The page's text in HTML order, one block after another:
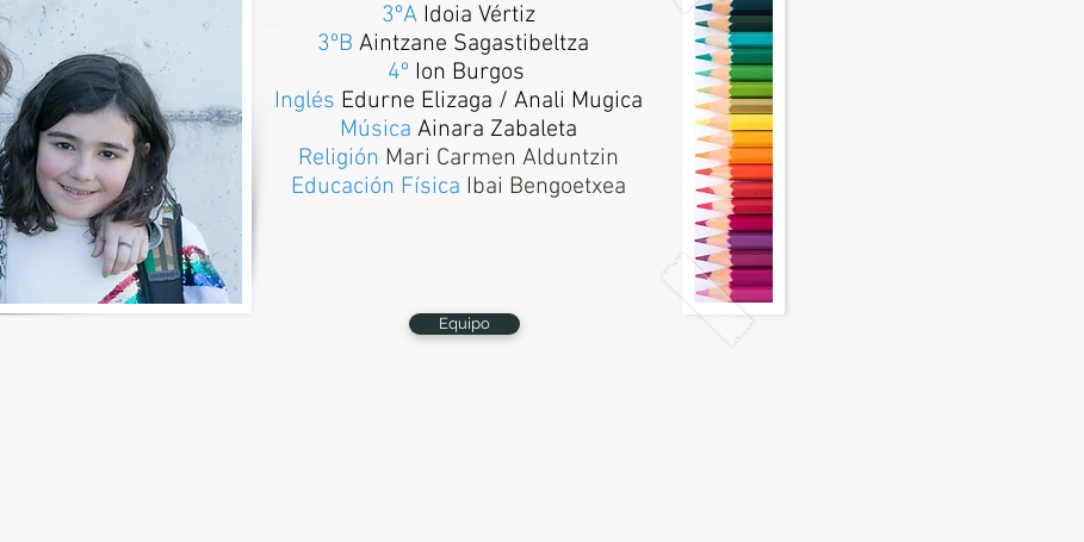
3ºA Idoia Vértiz
3ºB Aintzane Sagastibeltza
4º Ion Burgos
Inglés Edurne Elizaga / Anali Mugica
Música Ainara Zabaleta
Religión Mari Carmen Alduntzin
Educación Física Ibai Bengoetxea
Equipo